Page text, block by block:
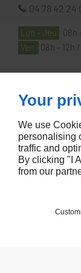
04 78 42 24
Lun - Jeu
Ven
08h - 12h /
À PROPOS
Accueil
Contactez-
Mentions
Plan du site
Your
We use
personalising
traffic and
By clicking "I
from our